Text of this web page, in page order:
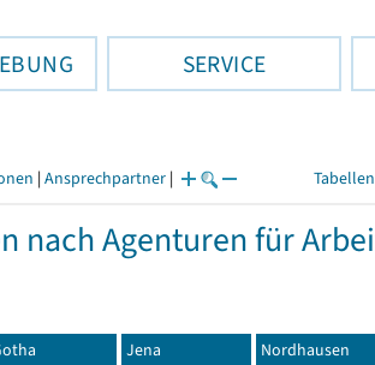
SERVICE
| Ansprechpartner |
nach Agenturen für
Jena Nordhausen